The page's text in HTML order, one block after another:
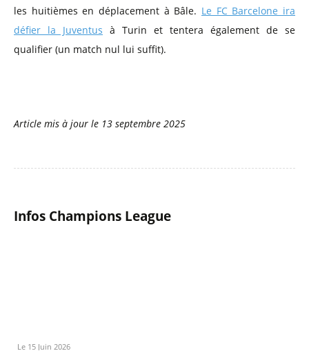
les huitièmes en déplacement à Bâle. Le FC Barcelone ira
défier la Juventus à Turin et tentera également de se
qualifier (un match nul lui suffit).
Article mis à jour le 13 septembre 2025
Infos Champions League
Le 15 Juin 2026